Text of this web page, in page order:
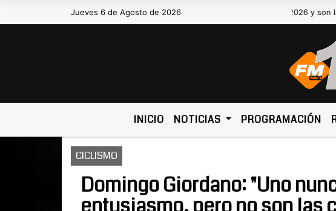
Jueves 6 de Agosto de 2026Hoy es Jueves 6 de Agosto de 2026 y son las 23:28
INICIO NOTICIAS PROGRAMACIÓN
CICLISMO
Domingo Giordano: "Uno